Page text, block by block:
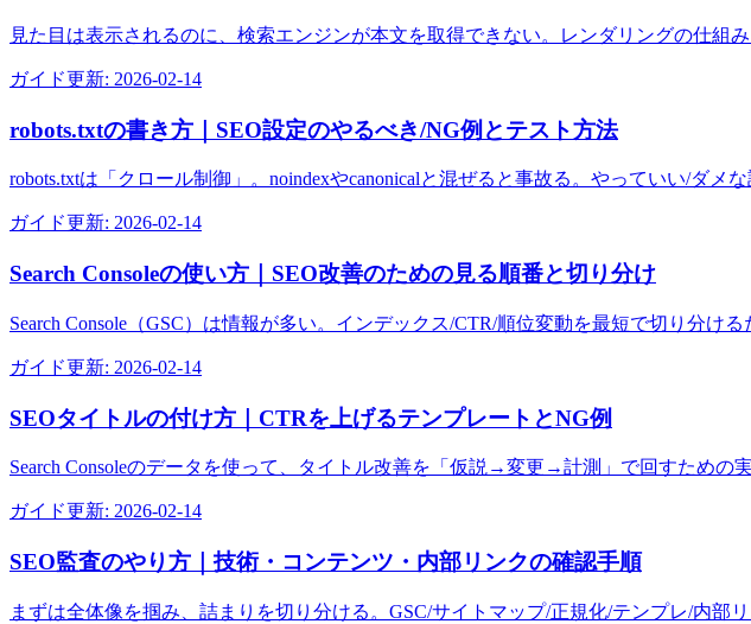
見た目は表示されるのに、検索エンジンが本文を取得できない。レンダリングの仕組
ガイド更新: 2026-02-14
robots.txtの書き方｜SEO設定のやるべき/NG例とテスト方法
robots.txtは「クロール制御」。noindexやcanonicalと混ぜると事故る。やっていい/ダメな
ガイド更新: 2026-02-14
Search Consoleの使い方｜SEO改善のための見る順番と切り分け
Search Console（GSC）は情報が多い。インデックス/CTR/順位変動を最短で切り分け
ガイド更新: 2026-02-14
SEOタイトルの付け方｜CTRを上げるテンプレートとNG例
Search Consoleのデータを使って、タイトル改善を「仮説→変更→計測」で回すための
ガイド更新: 2026-02-14
SEO監査のやり方｜技術・コンテンツ・内部リンクの確認手順
まずは全体像を掴み、詰まりを切り分ける。GSC/サイトマップ/正規化/テンプレ/内部